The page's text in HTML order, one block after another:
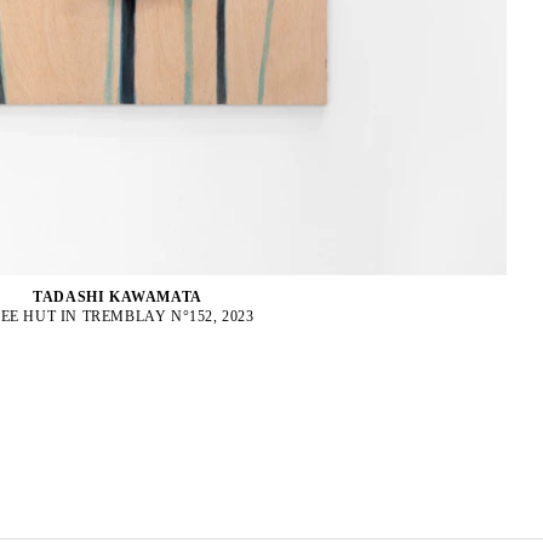
TADASHI KAWAMATA
HUT IN TREMBLAY N°152, 2023